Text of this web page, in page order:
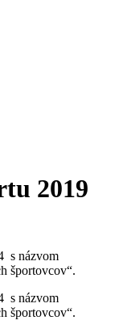
2019
s názvom
športovcov“.
s názvom
športovcov“.